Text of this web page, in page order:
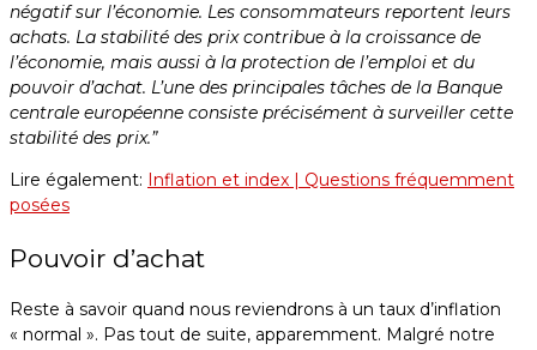
négatif sur l’économie. Les consommateurs reportent leurs
achats. La stabilité des prix contribue à la croissance de
l’économie, mais aussi à la protection de l’emploi et du
pouvoir d’achat. L’une des principales tâches de la Banque
centrale européenne consiste précisément à surveiller cette
stabilité des prix.”
Lire également: Inflation et index | Questions fréquemment
posées
Pouvoir d’achat
Reste à savoir quand nous reviendrons à un taux d’inflation
« normal ». Pas tout de suite, apparemment. Malgré notre